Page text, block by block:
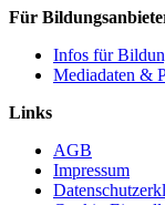
Für
Infos für
Mediadaten &
Links
AGB
Impressum